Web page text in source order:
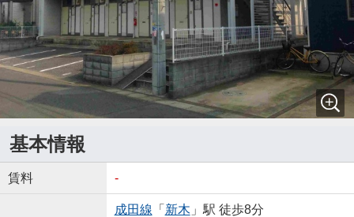
基本情報
賃料 -
成田線 「 新木 」駅 徒歩8分